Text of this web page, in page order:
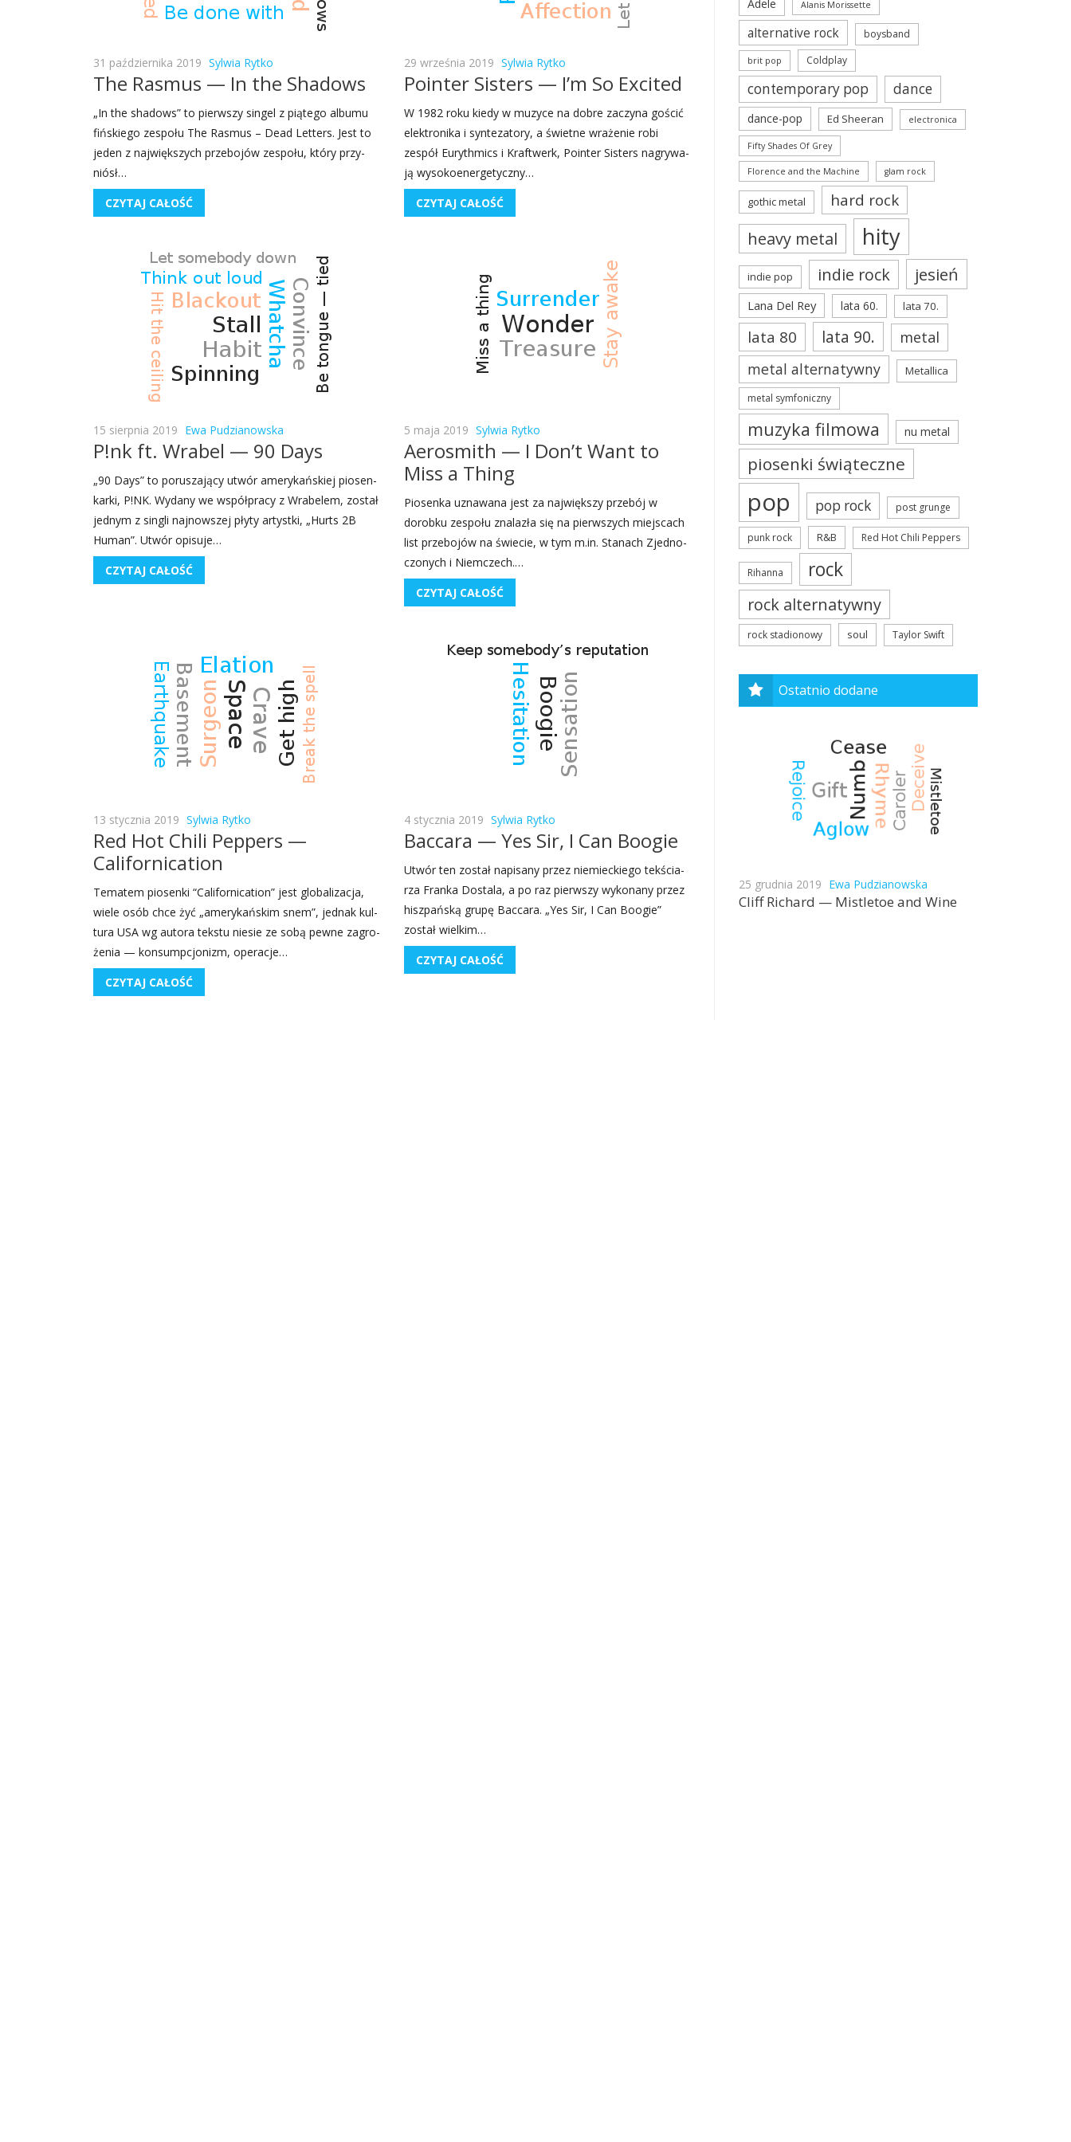
31 października 2019 Sylwia Rytko
The Rasmus — In the Shadows
„In the sha­dows” to pierw­szy sin­gel z pią­te­go albu­mu
fiń­skie­go zespo­łu The Rasmus – Dead Let­ters. Jest to
jeden z naj­więk­szych prze­bo­jów zespo­łu, któ­ry przy­
niósł…
CZYTAJ CAŁOŚĆ
29 września 2019 Sylwia Rytko
Pointer Sisters — I’m So Excited
W 1982 roku kie­dy w muzy­ce na dobre zaczy­na gościć
elek­tro­ni­ka i syn­te­za­to­ry, a świet­ne wra­że­nie robi
zespół Eury­th­mics i Kra­ftwerk, Poin­ter Sisters nagry­wa­
ją wyso­ko­ener­ge­tycz­ny…
CZYTAJ CAŁOŚĆ
15 sierpnia 2019 Ewa Pudzianowska
P!nk ft. Wrabel — 90 Days
„90 Days” to poru­sza­ją­cy utwór ame­ry­kań­skiej pio­sen­
kar­ki, P!NK. Wyda­ny we współ­pra­cy z Wra­be­lem, został
jed­nym z sin­gli naj­now­szej pły­ty artyst­ki, „Hurts 2B
Human”. Utwór opi­su­je…
CZYTAJ CAŁOŚĆ
5 maja 2019 Sylwia Rytko
Aerosmith — I Don’t Want to
Miss a Thing
Pio­sen­ka uzna­wa­na jest za naj­więk­szy prze­bój w
dorob­ku zespo­łu zna­la­zła się na pierw­szych miej­scach
list prze­bo­jów na świe­cie, w tym m.in. Sta­nach Zjed­no­
czo­nych i Niem­czech.…
CZYTAJ CAŁOŚĆ
13 stycznia 2019 Sylwia Rytko
Red Hot Chili Peppers —
Californication
Tema­tem pio­sen­ki “Cali­for­ni­ca­tion” jest glo­ba­li­za­cja,
wie­le osób chce żyć „ame­ry­kań­skim snem”, jed­nak kul­
tu­ra USA wg auto­ra tek­stu nie­sie ze sobą pew­ne zagro­
że­nia — kon­sump­cjo­nizm, ope­ra­cje…
CZYTAJ CAŁOŚĆ
4 stycznia 2019 Sylwia Rytko
Baccara — Yes Sir, I Can Boogie
Utwór ten został napi­sa­ny przez nie­miec­kie­go tek­ścia­
rza Fran­ka Dosta­la, a po raz pierw­szy wyko­na­ny przez
hisz­pań­ską gru­pę Bac­ca­ra. „Yes Sir, I Can Boogie”
został wiel­kim…
CZYTAJ CAŁOŚĆ
Adele Alanis Morissette
alternative rock boysband
brit pop Coldplay
contemporary pop dance
dance-pop Ed Sheeran electronica
Fifty Shades Of Grey
Florence and the Machine glam rock
gothic metal hard rock
heavy metal hity
indie pop indie rock jesień
Lana Del Rey lata 60. lata 70.
lata 80 lata 90.
metal
metal alternatywny
Metallica
metal symfoniczny
muzyka filmowa nu metal
piosenki świąteczne
pop pop rock post grunge
punk rock R&B Red Hot Chili Peppers
Rihanna rock
rock alternatywny
rock stadionowy soul Taylor Swift
Ostatnio dodane
25 grudnia 2019 Ewa Pudzianowska
Cliff Richard — Mistletoe and Wine